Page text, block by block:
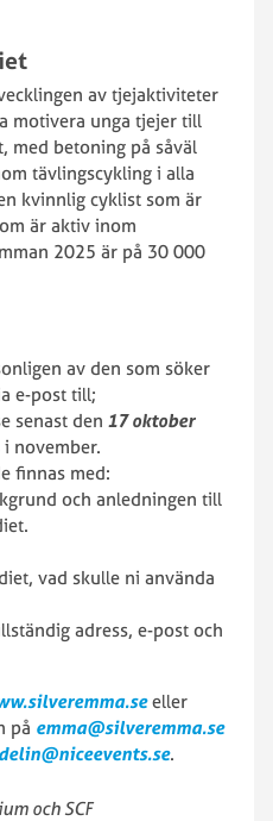
av tjejaktiviteter
motivera unga tjejer till
med betoning på såväl
tävlingscykling i alla
kvinnlig cyklist som är
är aktiv inom
2025 är på 30 000
av den som söker
e-post till;
senast den 17 oktober
november.
finnas med:
och anledningen till
vad skulle ni använda
adress, e-post och
eller
på emma@silveremma.se
.
och SCF